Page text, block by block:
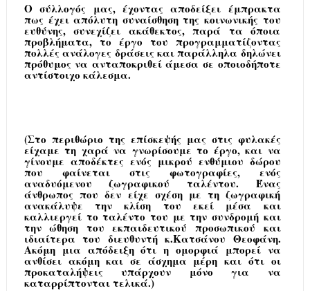
Ο σύλλογός μας, έχοντας αποδείξει έμπρακτα
πως έχει απόλυτη συναίσθηση της κοινωνικής του
ευθύνης, συνεχίζει ακάθεκτος, παρά τα όποια
προβλήματα, το έργο του προγραμματίζοντας
πολλές ανάλογες δράσεις και παράλληλα δηλώνει
πρόθυμος να ανταποκριθεί άμεσα σε οποιοδήποτε
αντίστοιχο κάλεσμα.
(Στο περιθώριο της επίσκεψής μας στις φυλακές
είχαμε τη χαρά να γνωρίσουμε το έργο, και να
γίνουμε αποδέκτες ενός μικρού ενθύμιου δώρου
που φαίνεται στις φωτογραφίες, ενός
αναδυόμενου ζωγραφικού ταλέντου. Ένας
άνθρωπος που δεν είχε σχέση με τη ζωγραφική
ανακάλυψε την κλίση του εκεί μέσα και
καλλιεργεί το ταλέντο του με την συνδρομή και
την ώθηση του εκπαιδευτικού προσωπικού και
ιδιαίτερα του διευθυντή κ.Κατσάνου Θεοφάνη.
Ακόμη μια απόδειξη ότι η ομορφιά μπορεί να
ανθίσει ακόμη και σε άσχημα μέρη και ότι οι
προκαταλήψεις υπάρχουν μόνο για να
καταρρίπτονται τελικά.)